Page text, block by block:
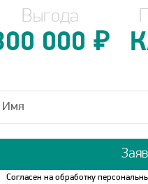
Выгода
000 ₽
Согласен на обработку